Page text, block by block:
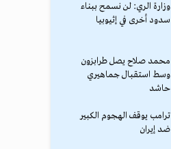
وزارة الري: لن نسمح ببناء
سدود أخرى في إثيوبيا
محمد صلاح يصل طرابزون
وسط استقبال جماهيري
حاشد
ترامب يوقف الهجوم الكبير
ضد إيران